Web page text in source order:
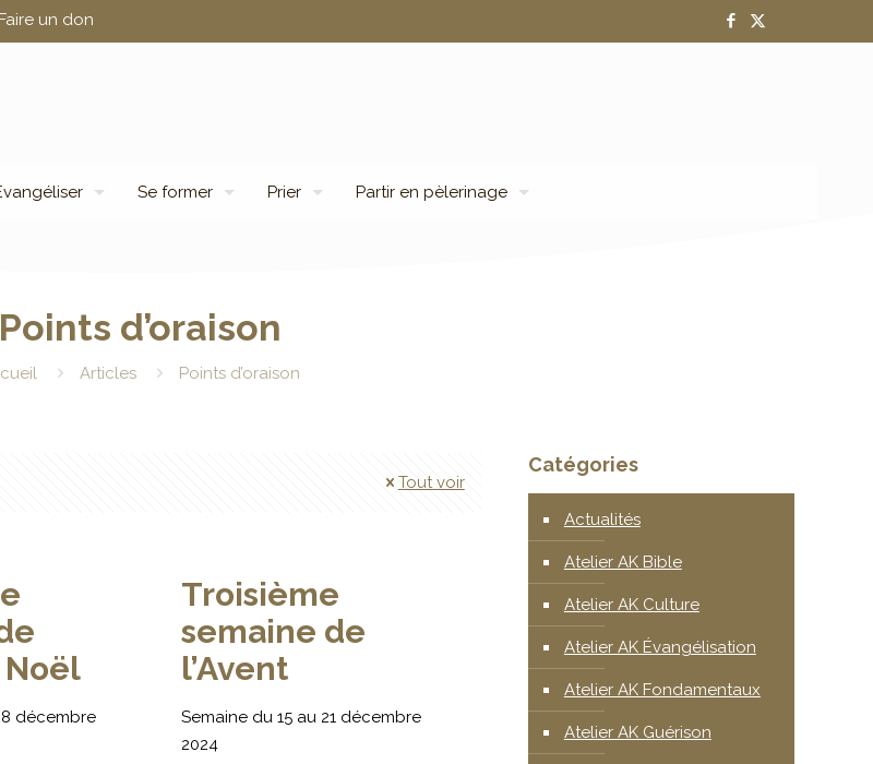
Faire un don
Se former Prier Partir en pèlerinage
Points d’oraison
Articles Points d’oraison
Tout voir
Noël
décembre
Troisième
semaine de
l’Avent
Semaine du 15 au 21 décembre
2024
Catégories
Actualités
Atelier AK Bible
Atelier AK Culture
Atelier AK Évangélisation
Atelier AK Fondamentaux
Atelier AK Guérison